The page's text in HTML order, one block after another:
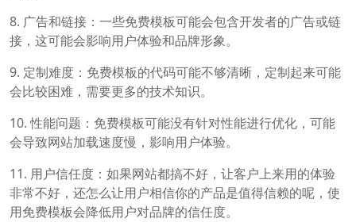
8. 广告和链接：一些免费模板可能会包含开发者的广告或链
接，这可能会影响用户体验和品牌形象。
9. 定制难度：免费模板的代码可能不够清晰，定制起来可能
会比较困难，需要更多的技术知识。
10. 性能问题：免费模板可能没有针对性能进行优化，可能
会导致网站加载速度慢，影响用户体验。
11. 用户信任度：如果网站都搞不好，让客户上来用的体验
非常不好，还怎么让用户相信你的产品是值得信赖的呢，使
用免费模板会降低用户对品牌的信任度。